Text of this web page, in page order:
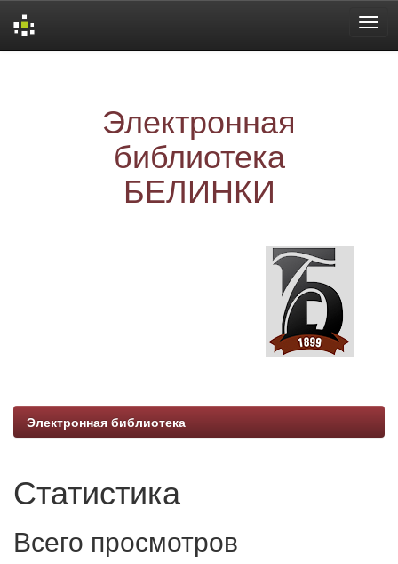
Электронная
библиотека
БЕЛИНКИ
Электронная библиотека
Статистика
Всего просмотров